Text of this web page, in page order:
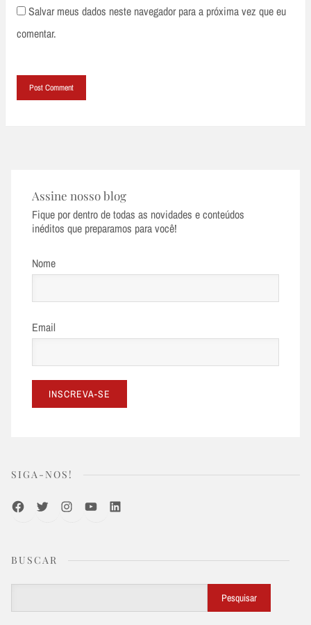
Salvar meus dados neste navegador para a próxima vez que eu
comentar.
Assine nosso blog
Fique por dentro de todas as novidades e conteúdos
inéditos que preparamos para você!
Nome
Email
SIGA-NOS!
FacebookTwitterInstagramYoutubeLinkedIn
BUSCAR
Pesquisar